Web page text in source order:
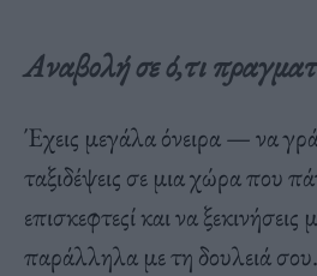
Αναβολή σε ό,τι
Έχεις μεγάλα όνειρα — να
ταξιδέψεις σε μια χώρα που
επισκεφτεςί και να ξεκινήσεις
παράλληλα με τη δουλειά